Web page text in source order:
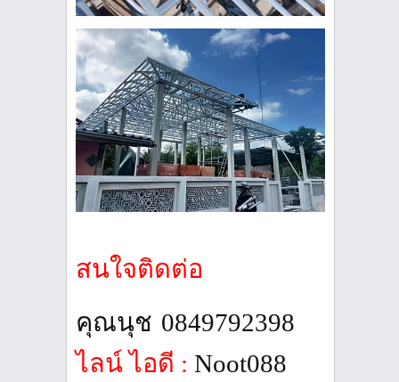
สนใจติดต่อ
คุณนุช 0849792398
ไลน์ ไอดี : Noot088